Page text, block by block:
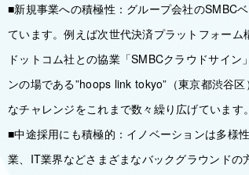
■新規事業への積極性：グループ会社のSMBC
ています。例えば次世代決済プラットフォー
ドットコム社との協業「SMBCクラウドサイ
ンの場である”hoops link tokyo”（東京都渋谷
なチャレンジをこれまで数々繰り広げています。
■中途採用にも積極的：イノベーションは多様
業、IT業界などさまざまなバックグラウンド